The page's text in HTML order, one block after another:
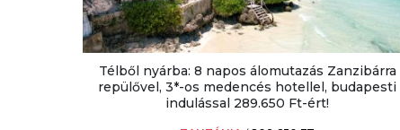
Télből nyárba: 8 napos álomutazás Zanzibárra
repülővel, 3*-os medencés hotellel, budapesti
indulással 289.650 Ft-ért!